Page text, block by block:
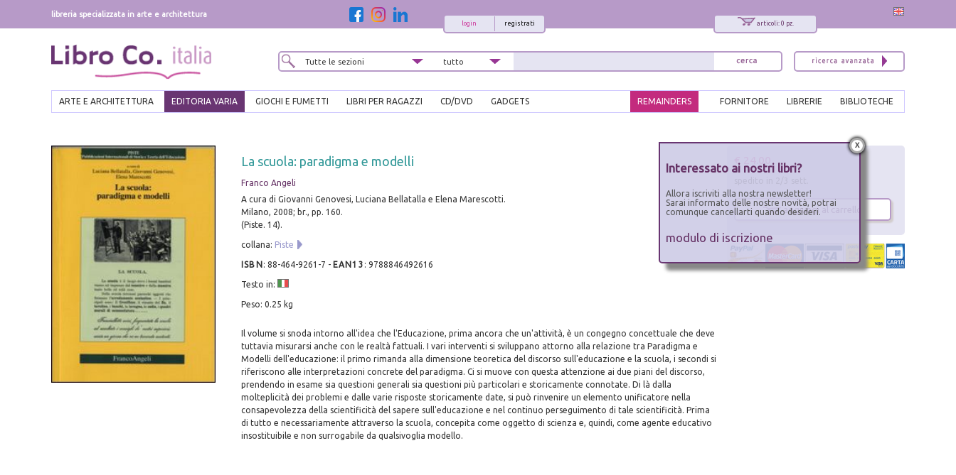
libreria specializzata in arte e architettura
articoli: 0 pz.
registrati
login
ARTE E ARCHITETTURA EDITORIA VARIA GIOCHI E FUMETTI LIBRI PER RAGAZZI CD/DVD GADGETS BIBLIOTECHE
LIBRERIE
FORNITORE
REMAINDERS
La scuola: paradigma e modelli
Franco Angeli
A cura di Giovanni Genovesi, Luciana Bellatalla e Elena Marescotti.
Milano, 2008; br., pp. 160.
(Piste. 14).
collana: Piste
ISBN : 88-464-9261-7 - EAN13 : 9788846492616
Testo in:
Peso: 0.25 kg
Il volume si snoda intorno all'idea che l'Educazione, prima ancora che un'attività, è un congegno concettuale che deve
tuttavia misurarsi anche con le realtà fattuali. I vari interventi si sviluppano attorno alla relazione tra Paradigma e
Modelli dell'educazione: il primo rimanda alla dimensione teoretica del discorso sull'educazione e la scuola, i secondi si
riferiscono alle interpretazioni concrete del paradigma. Ci si muove con questa attenzione ai due piani del discorso,
prendendo in esame sia questioni generali sia questioni più particolari e storicamente connotate. Di là dalla
molteplicità dei problemi e dalle varie risposte storicamente date, si può rinvenire un elemento unificatore nella
consapevolezza della scientificità del sapere sull'educazione e nel continuo perseguimento di tale scientificità. Prima
di tutto e necessariamente attraverso la scuola, concepita come oggetto di scienza e, quindi, come agente educativo
insostituibile e non surrogabile da qualsivoglia modello.
€ 24.00
aggiungi al carrello
x
Interessato ai nostri libri?
Allora iscriviti alla nostra newsletter!
Sarai informato delle nostre novità, potrai
comunque cancellarti quando desideri.
modulo di iscrizione